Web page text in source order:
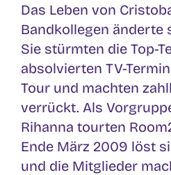
Das Leben von
Bandkollegen änderte
Sie stürmten die Top-
absolvierten TV-
Tour und machten
verrückt. Als
Rihanna tourten
Ende März 2009 löst
und die Mitglieder